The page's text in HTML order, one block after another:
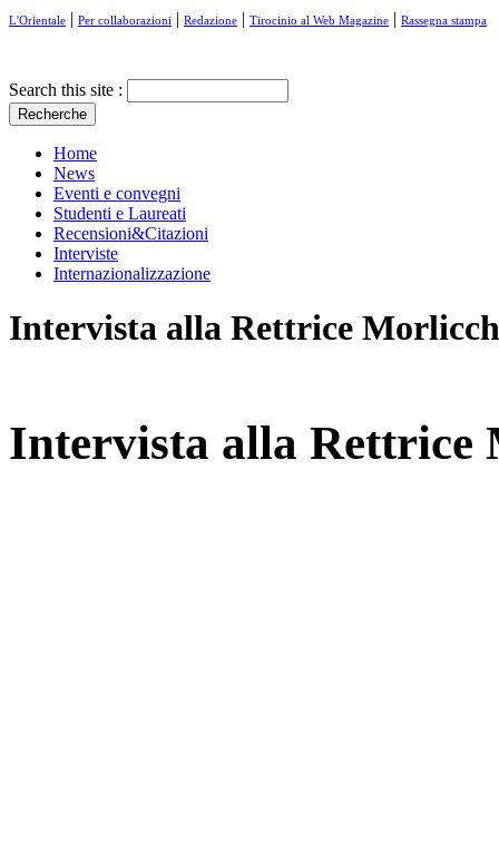
L'Orientale | Per collaborazioni | Redazione | Tirocinio al Web Magazine | Rassegna stampa
Search this site :
Home
News
Eventi e convegni
Studenti e Laureati
Recensioni&Citazioni
Interviste
Internazionalizzazione
Intervista alla Rettrice
Intervista alla Rettrice